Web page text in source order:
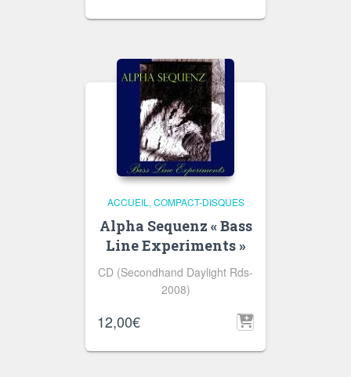
ACCUEIL COMPACT-DISQUES
Alpha Sequenz « Bass
Line Experiments »
CD (Secondhand Daylight Rds-
2008)
12,00€